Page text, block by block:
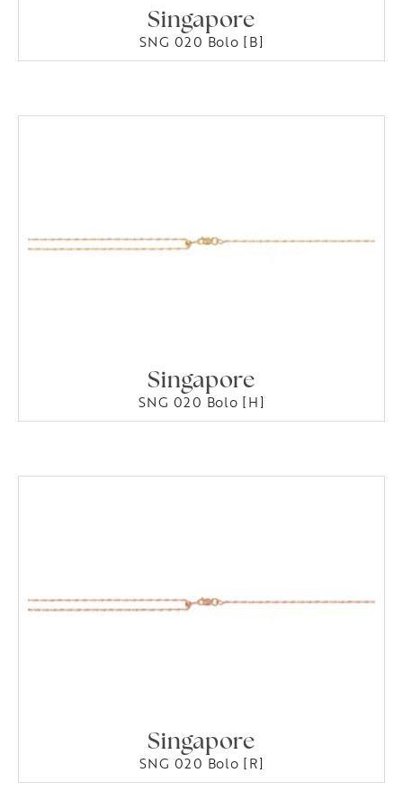
Singapore
SNG 020 Bolo [B]
Singapore
SNG 020 Bolo [H]
Singapore
SNG 020 Bolo [R]